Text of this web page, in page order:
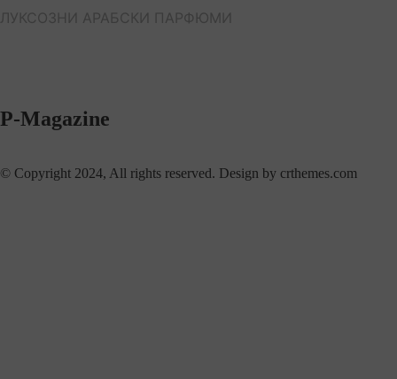
ЛУКСОЗНИ АРАБСКИ ПАРФЮМИ
P-Magazine
© Copyright 2024, All rights reserved. Design by crthemes.com